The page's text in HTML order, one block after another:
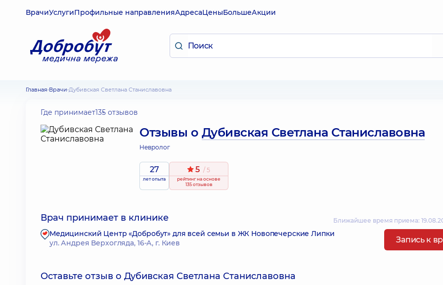
ВрачиУслугиПрофильные направленияАдресаЦеныБольшеАкции
Главная Врачи Дубивская Светлана Станиславовна
Где принимает135 отзывов
Отзывы о Дубивская Светлана Станиславовна
Невролог
27
лет опыта
5 / 5
рейтингна основе
135 отзывов
Врач принимает в клинике Ближайшее время приема:
Медицинский Центр «Добробут» для всей семьи в ЖК Новопечерские Липки
ул. Андрея Верхогляда, 16-А, г. Киев
Запись к
Оставьте отзыв о Дубивская Светлана Станиславовна